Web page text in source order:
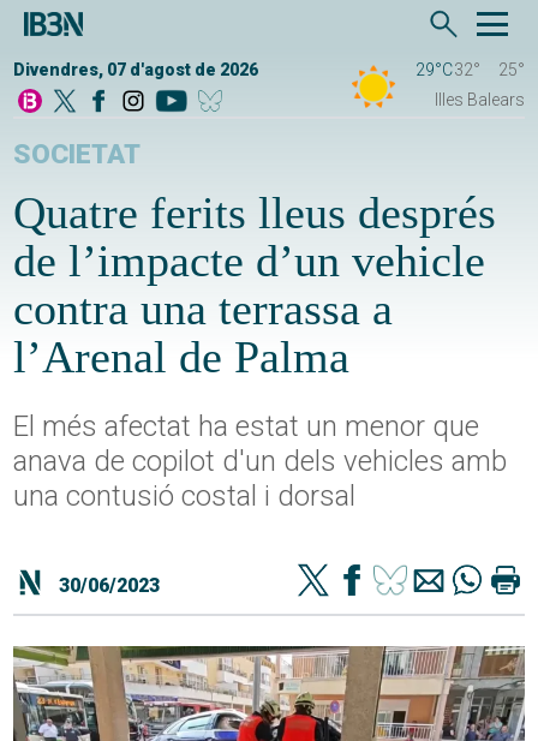
Divendres, 07 d'agost de 2026 29°C32°
25°
Illes Balears
SOCIETAT
Quatre ferits lleus després
de l’impacte d’un vehicle
contra una terrassa a
l’Arenal de Palma
El més afectat ha estat un menor que
anava de copilot d'un dels vehicles amb
una contusió costal i dorsal
30/06/2023